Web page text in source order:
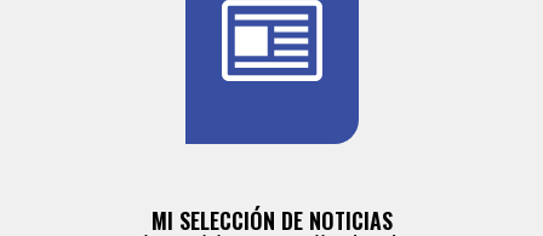
MI SELECCIÓN DE NOTICIAS